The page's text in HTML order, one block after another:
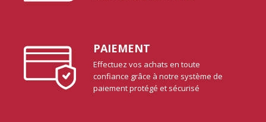
PAIEMENT
Effectuez vos achats en toute
confiance grâce à notre système de
paiement protégé et sécurisé